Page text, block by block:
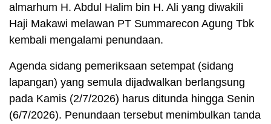
almarhum H. Abdul Halim bin H. Ali yang diwakili
Haji Makawi melawan PT Summarecon Agung Tbk
kembali mengalami penundaan.
Agenda sidang pemeriksaan setempat (sidang
lapangan) yang semula dijadwalkan berlangsung
pada Kamis (2/7/2026) harus ditunda hingga Senin
(6/7/2026). Penundaan tersebut menimbulkan tanda